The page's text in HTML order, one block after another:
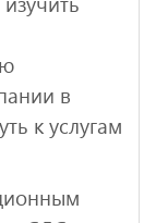
в
к услугам